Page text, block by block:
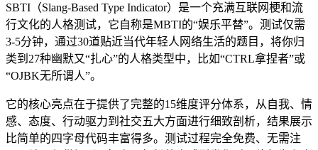
SBTI（Slang-Based Type Indicator）是一个充满互联网梗和流
行文化的人格测试，它自称是MBTI的“娱乐平替”。测试仅需
3-5分钟，通过30道贴近当代年轻人网络生活的题目，将你归
类到27种幽默又“扎心”的人格类型中，比如“CTRL拿捏者”或
“OJBK无所谓人”。
它的核心亮点在于提供了完整的15维度评分体系，从自我、情
感、态度、行动驱力到社交五大方面进行细致剖析，结果展示
比简单的四字母代码丰富得多。测试过程完全免费、无需注